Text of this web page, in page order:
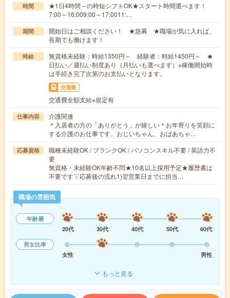
時間
★1日4時間～の時短シフトOK★スタート時間選べます！
7:00～16:009:00～17:0011:…
期間
開始日はご相談ください！ ★急募 ★職場が気に入れば、
長期でも働けます！
時給
無資格未経験：時給1350円～ 経験者：時給1450円～ ★
日払い／週払い制度あり（月払いも選べます）※稼働開始時
は手続き完了次第のお支払いとなります。
交通費
交通費全額支給※規定有
仕事内容
介護関連
＊入居者の方の「ありがとう」が嬉しい＊お年寄りを笑顔に
する介護のお仕事です。おじいちゃん、おばあちゃ…
応募資格
職種未経験OK / ブランクOK / パソコンスキル不要 / 英語力不
要
無資格・未経験OK年齢不問★10名以上採用予定★履歴書は
不要です▽応募後の流れ1)翌営業日までに担当…
職場の雰囲気
年齢層
20代
30代 40代 50代
60代
男女比率
女性
男性
もっと見る